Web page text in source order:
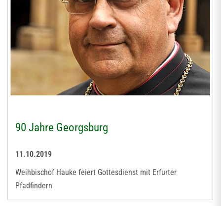
90 Jahre Georgsburg
11.10.2019
Weihbischof Hauke feiert Gottesdienst mit Erfurter
Pfadfindern